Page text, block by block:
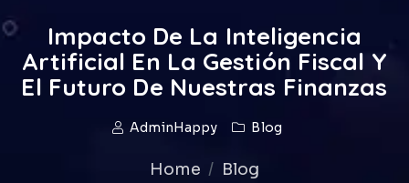
Impacto De La Inteligencia
Artificial En La Gestión Fiscal Y
El Futuro De Nuestras Finanzas
AdminHappy Blog
Home Blog